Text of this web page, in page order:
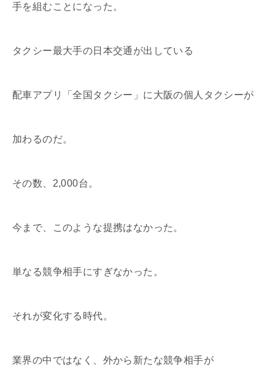
手を組むことになった。
タクシー最大手の日本交通が出している
配車アプリ「全国タクシー」に大阪の個人タクシーが
加わるのだ。
その数、2,000台。
今まで、このような提携はなかった。
単なる競争相手にすぎなかった。
それが変化する時代。
業界の中ではなく、外から新たな競争相手が